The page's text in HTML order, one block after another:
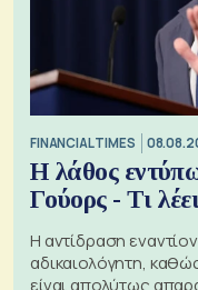
FINANCIAL TIMES
Η λάθος
Γούορς - Τι
Η αντίδραση
αδικαιολόγητη,